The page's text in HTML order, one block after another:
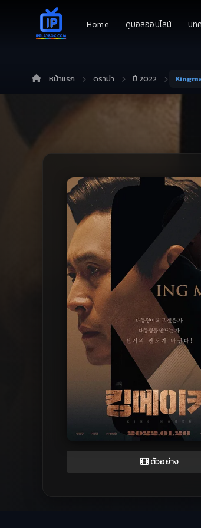
Home ดูบอลออนไลน์ บท
หน้าแรก ดราม่า ปี 2022
ตัวอย่าง